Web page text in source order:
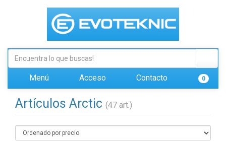
Menú Acceso Contacto 0
Artículos Arctic (47 art.)